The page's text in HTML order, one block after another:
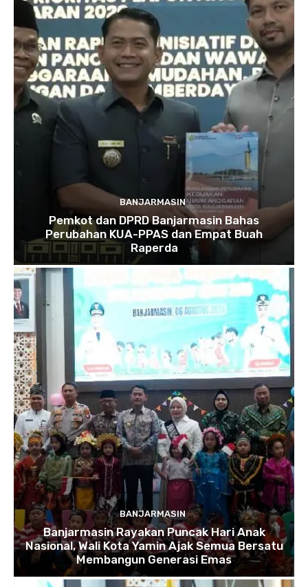
BANJARMASIN
Pemkot dan DPRD Banjarmasin Bahas
Perubahan KUA-PPAS dan Empat Buah
Raperda
BANJARMASIN
Banjarmasin Rayakan Puncak Hari Anak
Nasional, Wali Kota Yamin Ajak Semua Bersatu
Membangun Generasi Emas